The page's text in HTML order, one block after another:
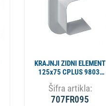
KRAJNJI ZIDNI ELEMENT
125x75 CPLUS 9803-
Šifra artikla:
707FR095